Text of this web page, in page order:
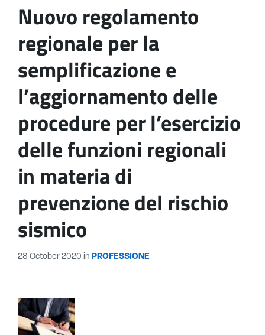
Nuovo regolamento
regionale per la
semplificazione e
l’aggiornamento delle
procedure per l’esercizio
delle funzioni regionali
in materia di
prevenzione del rischio
sismico
28 October 2020 in PROFESSIONE